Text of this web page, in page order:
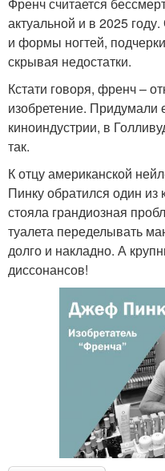
Френч считается
актуальной и в 2025
и формы ногтей,
скрывая недостатки.
Кстати говоря, френч –
изобретение. Придумали
киноиндустрии, в
так.
К отцу американской
Пинку обратился один
стояла грандиозная
туалета переделывать
долго и накладно. А
диссонансов!